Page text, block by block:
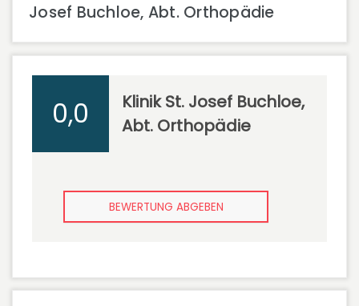
Josef Buchloe, Abt. Orthopädie
0,0
Klinik St. Josef Buchloe,
Abt. Orthopädie
BEWERTUNG ABGEBEN